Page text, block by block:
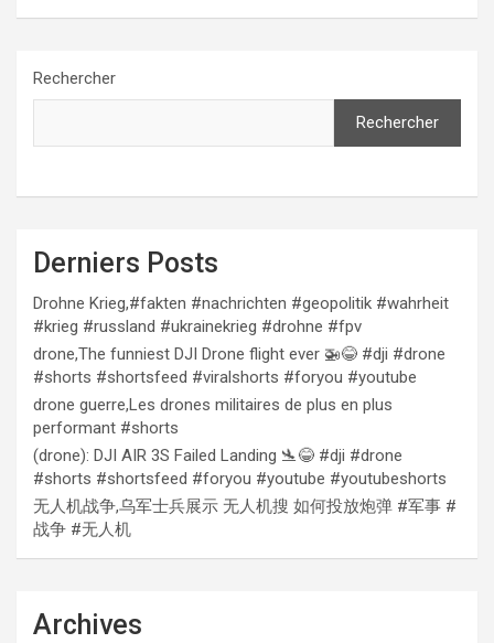
Rechercher
Rechercher
Derniers Posts
Drohne Krieg,#fakten #nachrichten #geopolitik #wahrheit
#krieg #russland #ukrainekrieg #drohne #fpv
drone,The funniest DJI Drone flight ever 🚁😂 #dji #drone
#shorts #shortsfeed #viralshorts #foryou #youtube
drone guerre,Les drones militaires de plus en plus
performant #shorts
(drone): DJI AIR 3S Failed Landing 🛬😂 #dji #drone
#shorts #shortsfeed #foryou #youtube #youtubeshorts
无人机战争,乌军士兵展示 无人机搜 如何投放炮弹 #军事 #
战争 #无人机
Archives